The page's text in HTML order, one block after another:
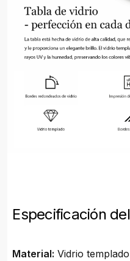
Especificación
Material: Vidrio